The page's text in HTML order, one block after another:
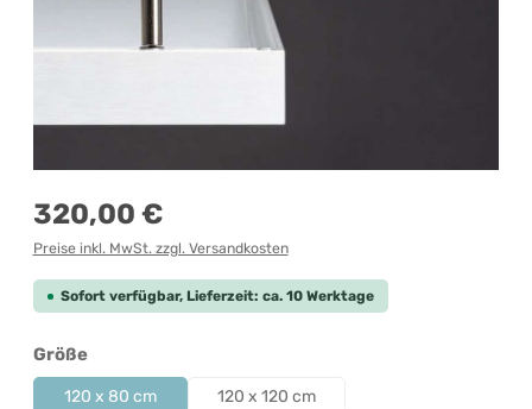
Regulärer Preis:
320,00 €
Preise inkl. MwSt. zzgl. Versandkosten
Sofort verfügbar, Lieferzeit: ca. 10 Werktage
Größeauswählen
120 x 80 cm
120 x 120 cm